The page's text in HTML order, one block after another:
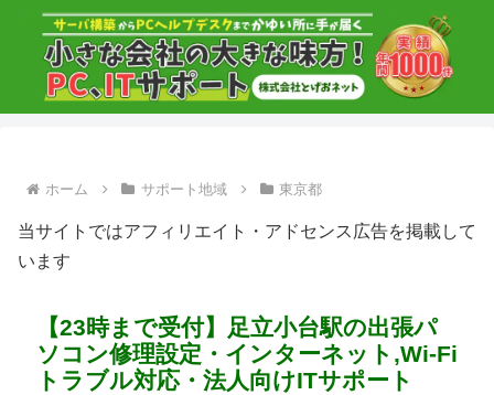
ホーム サポート地域 東京都
当サイトではアフィリエイト・アドセンス広告を掲載して
います
【23時まで受付】足立小台駅の出張パ
ソコン修理設定・インターネット,Wi-Fi
トラブル対応・法人向けITサポート